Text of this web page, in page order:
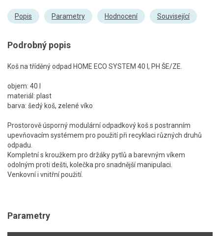
Popis Parametry Hodnocení Související
Podrobný popis
Koš na tříděný odpad HOME ECO SYSTEM 40 l, PH ŠE/ZE.
objem: 40 l
materiál: plast
barva: šedý koš, zelené víko
Prostorově úsporný modulární odpadkový koš s postranním
upevňovacím systémem pro použití při recyklaci různých druhů
odpadu.
Kompletní s kroužkem pro držáky pytlů a barevným víkem
odolným proti dešti, kolečka pro snadnější manipulaci.
Venkovní i vnitřní použití.
Parametry